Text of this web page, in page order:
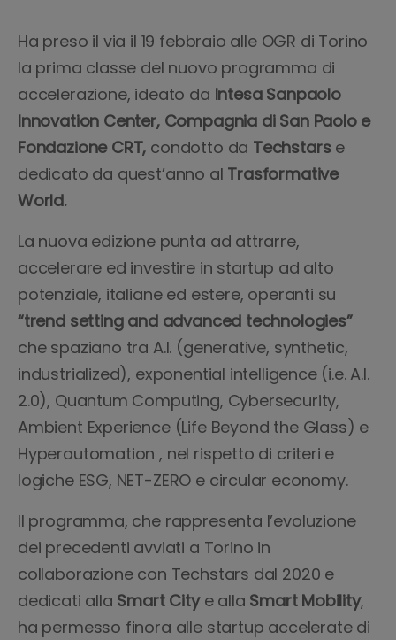
Ha preso il via il 19 febbraio alle OGR di Torino
la prima classe del nuovo programma di
accelerazione, ideato da Intesa Sanpaolo
Innovation Center, Compagnia di San Paolo e
Fondazione CRT, condotto da Techstars e
dedicato da quest’anno al Trasformative
World.
La nuova edizione punta ad attrarre,
accelerare ed investire in startup ad alto
potenziale, italiane ed estere, operanti su
“trend setting and advanced technologies”
che spaziano tra A.I. (generative, synthetic,
industrialized), exponential intelligence (i.e. A.I.
2.0), Quantum Computing, Cybersecurity,
Ambient Experience (Life Beyond the Glass) e
Hyperautomation , nel rispetto di criteri e
logiche ESG, NET-ZERO e circular economy.
Il programma, che rappresenta l’evoluzione
dei precedenti avviati a Torino in
collaborazione con Techstars dal 2020 e
dedicati alla Smart Citye alla Smart Mobility,
ha permesso finora alle startup accelerate di